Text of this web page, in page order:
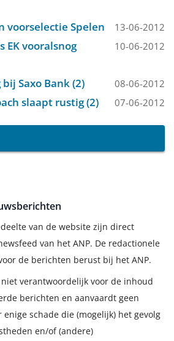
voorselectie Spelen 13-06-2012
EK vooralsnog
10-06-2012
Saxo Bank (2) 08-06-2012
slaapt rustig (2) 07-06-2012
van de website zijn direct
van het ANP. De redactionele
de berichten berust bij het ANP.
verantwoordelijk voor de inhoud
berichten en aanvaardt geen
schade die (mogelijk) het gevolg
en/of (andere)